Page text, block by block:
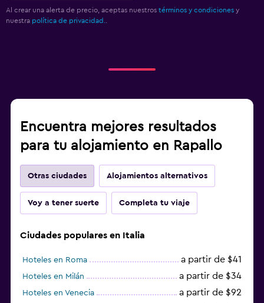
Al crear una alerta de precio, aceptas nuestros términos y condiciones y
nuestra política de privacidad.
Encuentra mejores resultados
para tu alojamiento en Rapallo
Otras ciudades Alojamientos alternativos
Voy a tener suerte Completa tu viaje
Ciudades populares en Italia
Hoteles en Roma a partir de $41
Hoteles en Milán a partir de $34
Hoteles en Venecia a partir de $92